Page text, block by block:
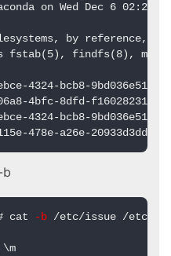
on Wed Dec 6
by reference,
fstab(5), findfs(8),
ebce-4324-bcb8-
06a8-4bfc-8dfd-
4324-bcb8-
478e-a26e-
b
cat -b /etc/issue /etc/